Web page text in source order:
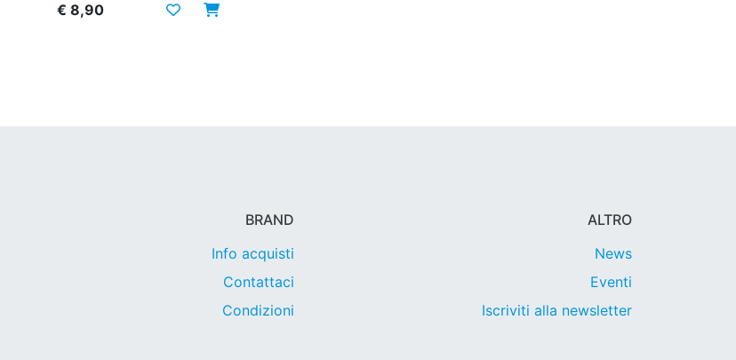
€ 8,90
BRAND
Info acquisti
Contattaci
Condizioni
ALTRO
News
Eventi
Iscriviti alla newsletter